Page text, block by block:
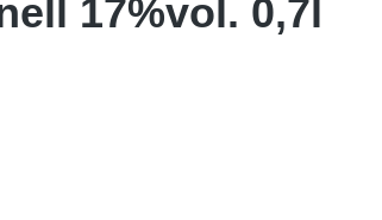
17%vol. 0,7l